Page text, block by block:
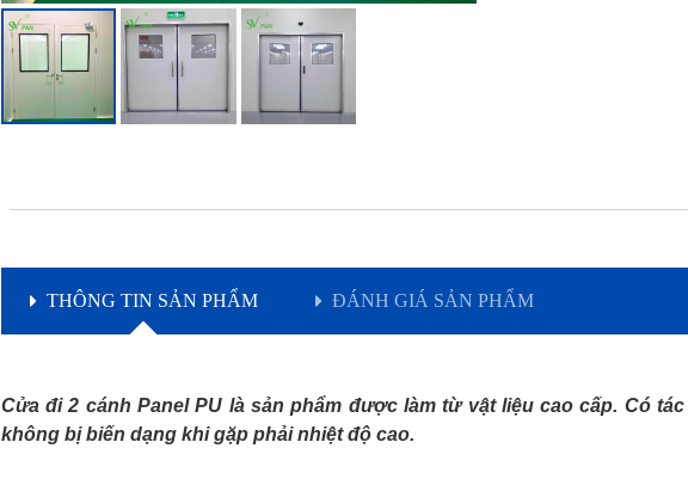
THÔNG TIN SẢN PHẨM ĐÁNH GIÁ SẢN PHẨM
Cửa đi 2 cánh Panel PU là sản phẩm được làm từ vật liệu cao cấp. Có
không bị biến dạng khi gặp phải nhiệt độ cao.